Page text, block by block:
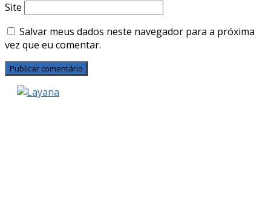
Site
Salvar meus dados neste navegador para a próxima
vez que eu comentar.